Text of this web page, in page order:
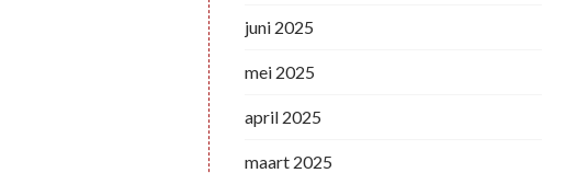
juni 2025
mei 2025
april 2025
maart 2025